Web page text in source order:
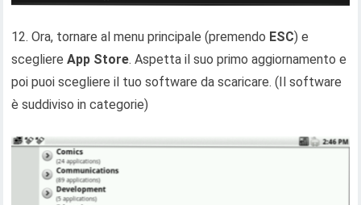
12. Ora, tornare al menu principale (premendo ESC) e
scegliereApp Store. Aspetta il suo primo aggiornamento e
poi puoi scegliere il tuo software da scaricare. (Il software
è suddiviso in categorie)